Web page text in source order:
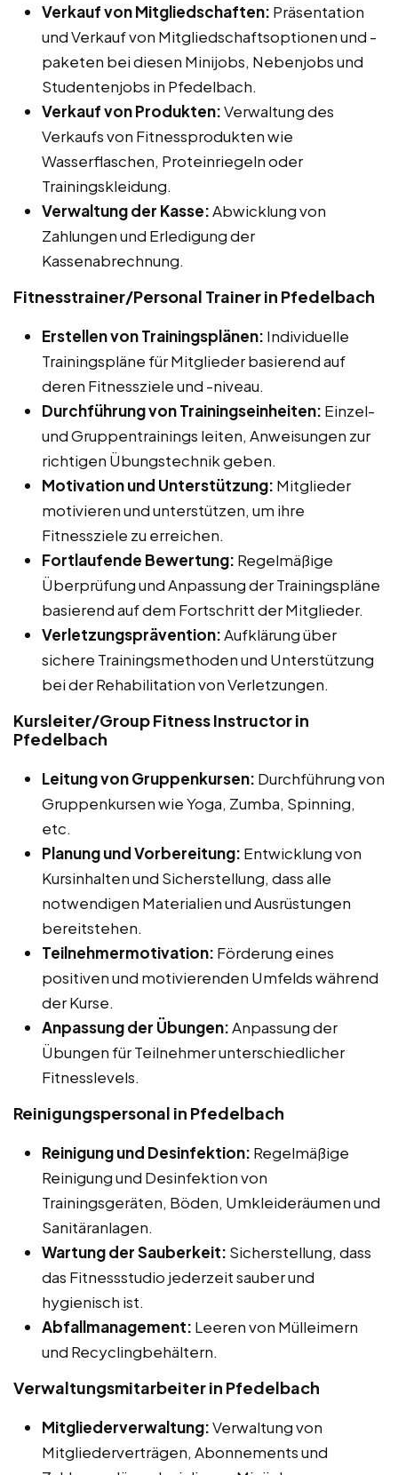
Verkauf von Mitgliedschaften: Präsentation
und Verkauf von Mitgliedschaftsoptionen und -
paketen bei diesen Minijobs, Nebenjobs und
Studentenjobs in Pfedelbach.
Verkauf von Produkten:Verwaltung des
Verkaufs von Fitnessprodukten wie
Wasserflaschen, Proteinriegeln oder
Trainingskleidung.
Verwaltung der Kasse:Abwicklung von
Zahlungen und Erledigung der
Kassenabrechnung.
Fitnesstrainer/Personal Trainer in Pfedelbach
Erstellen von Trainingsplänen: Individuelle
Trainingspläne für Mitglieder basierend auf
deren Fitnessziele und -niveau.
Durchführung von Trainingseinheiten: Einzel-
und Gruppentrainings leiten, Anweisungen zur
richtigen Übungstechnik geben.
Motivation und Unterstützung: Mitglieder
motivieren und unterstützen, um ihre
Fitnessziele zu erreichen.
Fortlaufende Bewertung: Regelmäßige
Überprüfung und Anpassung der Trainingspläne
basierend auf dem Fortschritt der Mitglieder.
Verletzungsprävention:Aufklärung über
sichere Trainingsmethoden und Unterstützung
bei der Rehabilitation von Verletzungen.
Kursleiter/Group Fitness Instructor in
Pfedelbach
Leitung von Gruppenkursen: Durchführung von
Gruppenkursen wie Yoga, Zumba, Spinning,
etc.
Planung und Vorbereitung: Entwicklung von
Kursinhalten und Sicherstellung, dass alle
notwendigen Materialien und Ausrüstungen
bereitstehen.
Teilnehmermotivation: Förderung eines
positiven und motivierenden Umfelds während
der Kurse.
Anpassung der Übungen:Anpassung der
Übungen für Teilnehmer unterschiedlicher
Fitnesslevels.
Reinigungspersonal in Pfedelbach
Reinigung und Desinfektion: Regelmäßige
Reinigung und Desinfektion von
Trainingsgeräten, Böden, Umkleideräumen und
Sanitäranlagen.
Wartung der Sauberkeit: Sicherstellung, dass
das Fitnessstudio jederzeit sauber und
hygienisch ist.
Abfallmanagement: Leeren von Mülleimern
und Recyclingbehältern.
Verwaltungsmitarbeiter in Pfedelbach
Mitgliederverwaltung:Verwaltung von
Mitgliederverträgen, Abonnements und